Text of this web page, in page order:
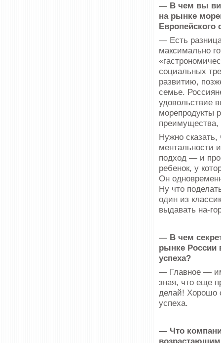
— В чем вы
на рынке
— Есть
максимально
социальных
развитию,
семье.
удовольствие
морепродукты
преимущества,
Нужно
ментальности
подход — и
ребенок, у
Он
Ну что
один из
выдавать на-
— В чем
рынке России
успеха?
— Главное —
зная, что еще
делай! Хорошо
успеха.
— Что